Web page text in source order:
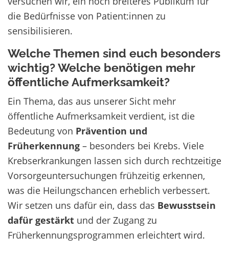
die Bedürfnisse von Patient:innen zu
sensibilisieren.
Welche Themen sind euch besonders
wichtig? Welche benötigen mehr
öffentliche Aufmerksamkeit?
Ein Thema, das aus unserer Sicht mehr
öffentliche Aufmerksamkeit verdient, ist die
Bedeutung von Prävention und
Früherkennung – besonders bei Krebs. Viele
Krebserkrankungen lassen sich durch rechtzeitige
Vorsorgeuntersuchungen frühzeitig erkennen,
was die Heilungschancen erheblich verbessert.
Wir setzen uns dafür ein, dass das Bewusstsein
dafür gestärkt und der Zugang zu
Früherkennungsprogrammen erleichtert wird.